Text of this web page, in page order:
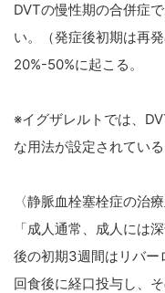
DVTの慢性期の合併症
い。（発症後初期は再
20%-50%に起こる。
※イグザレルトでは、
な用法が設定されている
〈静脈血栓塞栓症の治
「成人通常、成人には
後の初期3週間はリバー
回食後に経口投与し、